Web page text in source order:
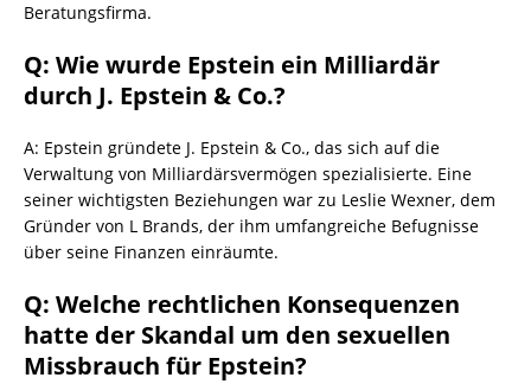
Beratungsfirma.
Q: Wie wurde Epstein ein Milliardär
durch J. Epstein & Co.?
A: Epstein gründete J. Epstein & Co., das sich auf die
Verwaltung von Milliardärsvermögen spezialisierte. Eine
seiner wichtigsten Beziehungen war zu Leslie Wexner, dem
Gründer von L Brands, der ihm umfangreiche Befugnisse
über seine Finanzen einräumte.
Q: Welche rechtlichen Konsequenzen
hatte der Skandal um den sexuellen
Missbrauch für Epstein?